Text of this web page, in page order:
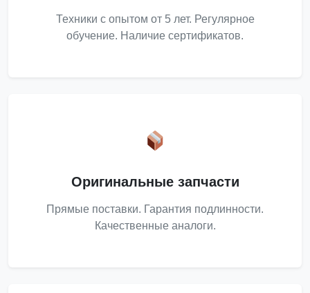
Техники с опытом от 5 лет. Регулярное
обучение. Наличие сертификатов.
Оригинальные запчасти
Прямые поставки. Гарантия подлинности.
Качественные аналоги.